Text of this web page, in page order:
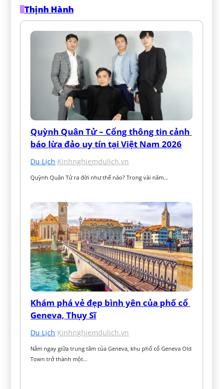
Thịnh Hành
Quỳnh Quân Tử – Cổng thông tin cảnh
báo lừa đảo uy tín tại Việt Nam 2026
Du Lịch·Kinhnghiemdulich.vn
Quỳnh Quân Tử ra đời như thế nào? Trong vài năm…
Khám phá vẻ đẹp bình yên của phố cổ
Geneva, Thụy Sĩ
Du Lịch·Kinhnghiemdulich.vn
Nằm ngay giữa trung tâm của Geneva, khu phố cổ Geneva Old
Town trở thành một…